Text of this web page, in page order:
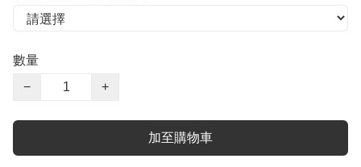
數量
−
+
加至購物車